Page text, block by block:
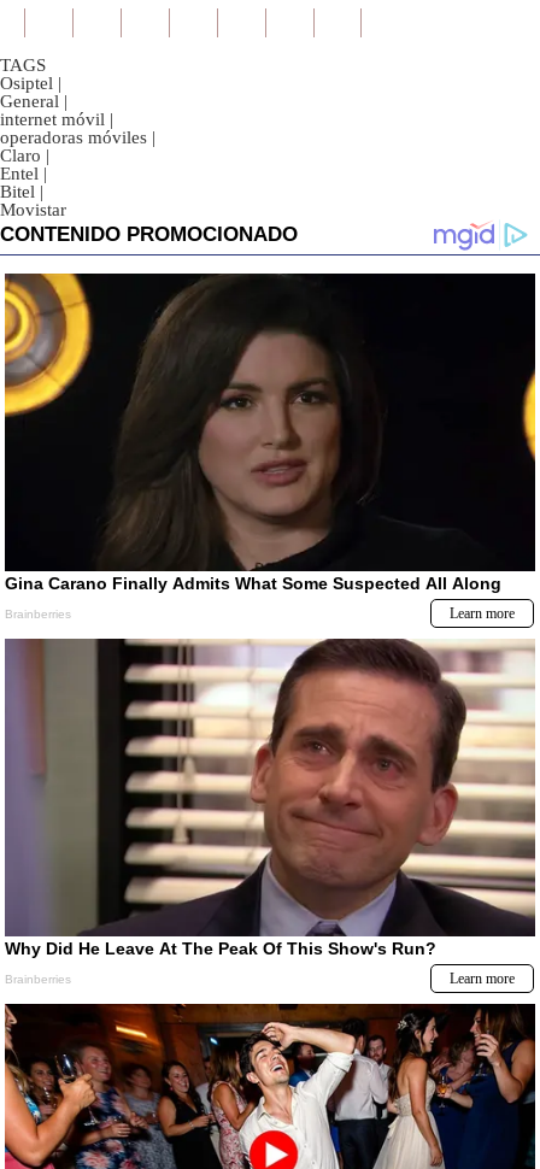
TAGS
Osiptel |
General |
internet móvil |
operadoras móviles |
Claro |
Entel |
Bitel |
Movistar